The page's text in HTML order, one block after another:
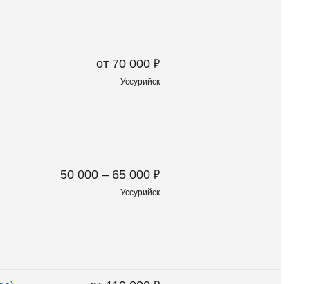
от 70 000 ₽
Уссурийск
50 000 – 65 000 ₽
Уссурийск